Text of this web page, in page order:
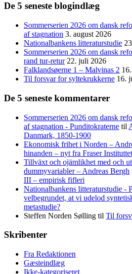
De 5 seneste blogindlæg
Sommerserien 2026 om dansk
af stagnation 3. august 2026
Nationalbankens litteraturstudie
Sommerserien 2026 om dansk
rand tur-retur 22. juli 2026
Falklandsøerne 1 – Malvinas 2
Til forsvar for syltekrukkerne 16.
De 5 seneste kommentarer
Sommerserien 2026 om dansk
af stagnation - Punditokraterne til
Danmark, 1850-1900
Ekonomisk frihet i Norden –
hinanden – nyt fra Fraser Instituttet
Tillväxt och ojämlikhet med och
dummyvariabler – Andreas Bergh
III – empirisk fifleri
Nationalbankens litteraturstudie -
velbegrundet, at vi udelod
metastudie?
Steffen Norden Sølling til Til
Skribenter
Fra Redaktionen
Gæsteindlæg
Ikke-kategoriseret